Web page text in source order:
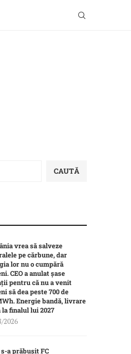
CAUTĂ
vrea să salveze
pe cărbune, dar
lor nu o cumpără
CEO a anulat șase
pentru că nu a venit
să dea peste 700 de
Energie bandă, livrare
la finalul lui 2027
2026
a prăbușit FC